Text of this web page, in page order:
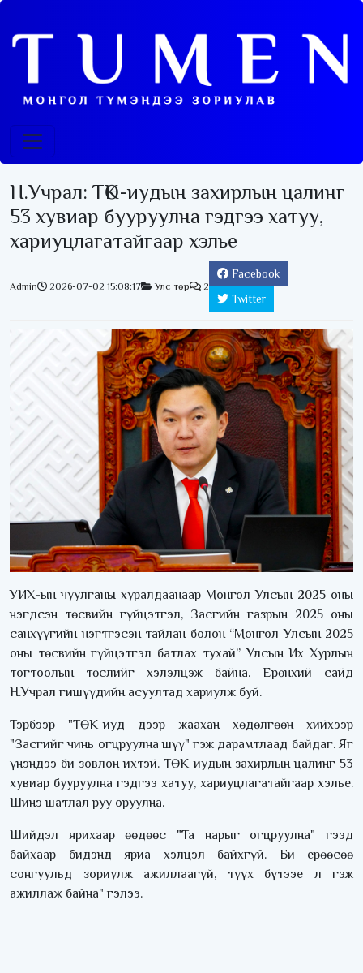
Н.Учрал: ТӨК-иудын захирлын цалинг
53 хувиар бууруулна гэдгээ хатуу,
хариуцлагатайгаар хэлье
Admin 2026-07-02 15:08:17 Улс төр 2
Facebook
Twitter
УИХ-ын чуулганы хуралдаанаар Монгол Улсын 2025 оны
нэгдсэн төсвийн гүйцэтгэл, Засгийн газрын 2025 оны
санхүүгийн нэгтгэсэн тайлан болон “Монгол Улсын 2025
оны төсвийн гүйцэтгэл батлах тухай” Улсын Их Хурлын
тогтоолын төслийг хэлэлцэж байна. Ерөнхий сайд
Н.Учрал гишүүдийн асуултад хариулж буй.
Тэрбээр "ТӨК-иуд дээр жаахан хөдөлгөөн хийхээр
"Засгийг чинь огцруулна шүү" гэж дарамтлаад байдаг. Яг
үнэндээ би зовлон ихтэй. ТӨК-иудын захирлын цалинг 53
хувиар бууруулна гэдгээ хатуу, хариуцлагатайгаар хэлье.
Шинэ шатлал руу оруулна.
Шийдэл ярихаар өөдөөс "Та нарыг огцруулна" гээд
байхаар бидэнд яриа хэлцэл байхгүй. Би ерөөсөө
сонгуульд зориулж ажиллаагүй, түүх бүтээе л гэж
ажиллаж байна" гэлээ.